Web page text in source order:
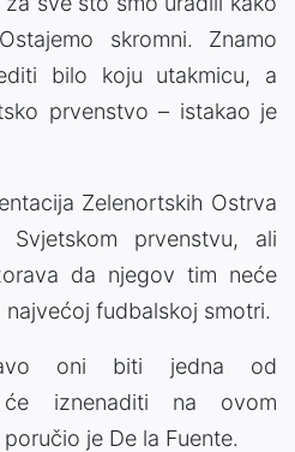
skromni. Znamo
bilo koju utakmicu, a
prvenstvo – istakao je
Zelenortskih Ostrva
prvenstvu, ali
da njegov tim neće
fudbalskoj smotri.
oni biti jedna od
će iznenaditi na ovom
je De la Fuente.